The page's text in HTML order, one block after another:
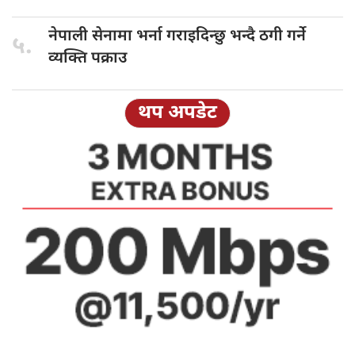
५. नेपाली सेनामा भर्ना गराइदिन्छु भन्दै ठगी गर्ने
व्यक्ति पक्राउ
थप अपडेट